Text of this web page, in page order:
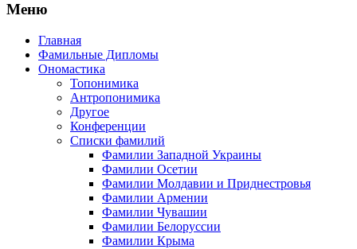
Меню
Главная
Фамильные Дипломы
Ономастика
Топонимика
Антропонимика
Другое
Конференции
Списки фамилий
Фамилии Западной Украины
Фамилии Осетии
Фамилии Молдавии и Приднестровья
Фамилии Армении
Фамилии Чувашии
Фамилии Белоруссии
Фамилии Крыма